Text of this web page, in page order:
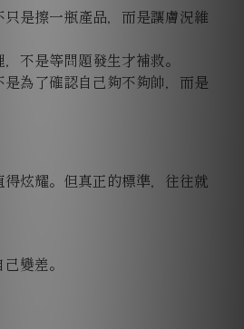
是擦一瓶產品，而是讓膚況維
不是等問題發生才補救。
為了確認自己夠不夠帥，而是
炫耀。但真正的標準，往往就
變差。